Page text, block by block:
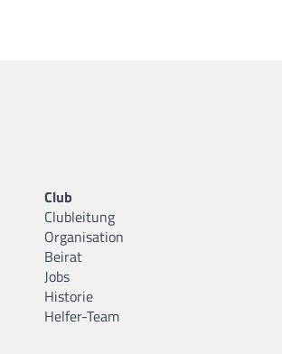
Club
Clubleitung
Organisation
Beirat
Jobs
Historie
Helfer-Team